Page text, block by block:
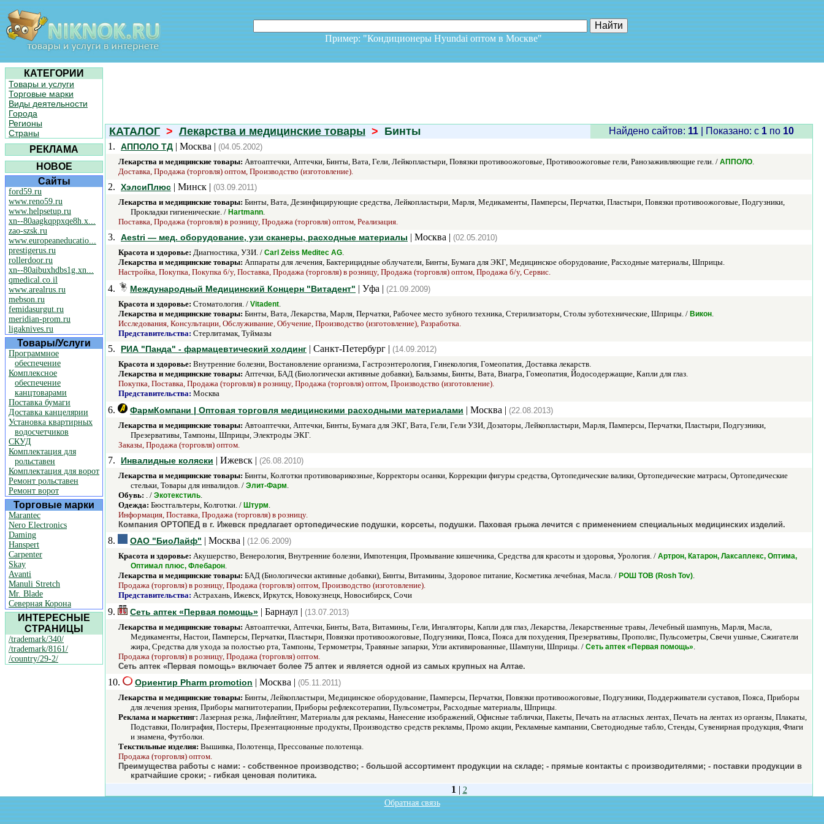
Пример: "Кондиционеры Hyundai оптом в Москве"
КАТЕГОРИИ
Товары и услуги
Торговые марки
Виды деятельности
Города
Регионы
Страны
РЕКЛАМА
НОВОЕ
Сайты
ford59.ru
www.reno59.ru
www.helpsetup.ru
xn--80aagkqppxqe8h.x...
zao-szsk.ru
www.europeaneducatio...
prestigerus.ru
rollerdoor.ru
xn--80aibuxhdbs1g.xn...
qmedical.co.il
www.arealrus.ru
mebson.ru
femidasurgut.ru
meridian-prom.ru
ligaknives.ru
Товары/Услуги
Программное
обеспечение
Комплексное
обеспечение
канцтоварами
Поставка бумаги
Доставка канцелярии
Установка квартирных
водосчетчиков
СКУД
Комплектация для
рольставен
Комплектация для ворот
Ремонт рольставен
Ремонт ворот
Торговые марки
Marantec
Nero Electronics
Daming
Hanspert
Carpenter
Skay
Avanti
Manuli Stretch
Mr. Blade
Северная Корона
ИНТЕРЕСНЫЕ
СТРАНИЦЫ
/trademark/340/
/trademark/8161/
/country/29-2/
КАТАЛОГ > Лекарства и медицинские товары > Бинты Найдено сайтов: 11 | Показано: c 1 по 10
1.
АППОЛО ТД | Москва | (04.05.2002)
Лекарства и медицинские товары: Автоаптечки, Аптечки, Бинты, Вата, Гели, Лейкопластыри, Повязки противоожоговые, Противоожоговые гели, Ранозаживляющие гели. / АППОЛО.
Доставка, Продажа (торговля) оптом, Производство (изготовление).
2. ХэлсиПлюс | Минск | (03.09.2011)
Лекарства и медицинские товары: Бинты, Вата, Дезинфицирующие средства, Лейкопластыри, Марля, Медикаменты, Памперсы, Перчатки, Пластыри, Повязки противоожоговые, Подгузники,
Прокладки гигиенические. / Hartmann.
Поставка, Продажа (торговля) в розницу, Продажа (торговля) оптом, Реализация.
3. Aestri — мед. оборудование, узи сканеры, расходные материалы | Москва | (02.05.2010)
Красота и здоровье: Диагностика, УЗИ. / Carl Zeiss Meditec AG.
Лекарства и медицинские товары: Аппараты для лечения, Бактерицидные облучатели, Бинты, Бумага для ЭКГ, Медицинское оборудование, Расходные материалы, Шприцы.
Настройка, Покупка, Покупка б/у, Поставка, Продажа (торговля) в розницу, Продажа (торговля) оптом, Продажа б/у, Сервис.
4. Международный Медицинский Концерн "Витадент" | Уфа | (21.09.2009)
Красота и здоровье: Стоматология. / Vitadent.
Лекарства и медицинские товары: Бинты, Вата, Лекарства, Марля, Перчатки, Рабочее место зубного техника, Стерилизаторы, Столы зуботехнические, Шприцы. / Викон.
Исследования, Консультации, Обслуживание, Обучение, Производство (изготовление), Разработка.
Представительства: Стерлитамак, Туймазы
5. РИА "Панда" - фармацевтический холдинг | Санкт-Петербург | (14.09.2012)
Красота и здоровье: Внутренние болезни, Востановление организма, Гастроэнтерология, Гинекология, Гомеопатия, Доставка лекарств.
Лекарства и медицинские товары: Аптечки, БАД (Биологически активные добавки), Бальзамы, Бинты, Вата, Виагра, Гомеопатия, Йодосодержащие, Капли для глаз.
Покупка, Поставка, Продажа (торговля) в розницу, Продажа (торговля) оптом, Производство (изготовление).
Представительства: Москва
6. ФармКомпани | Оптовая торговля медицинскими расходными материалами | Москва | (22.08.2013)
Лекарства и медицинские товары: Автоаптечки, Аптечки, Бинты, Бумага для ЭКГ, Вата, Гели, Гели УЗИ, Дозаторы, Лейкопластыри, Марля, Памперсы, Перчатки, Пластыри, Подгузники,
Презервативы, Тампоны, Шприцы, Электроды ЭКГ.
Заказы, Продажа (торговля) оптом.
7. Инвалидные коляски | Ижевск | (26.08.2010)
Лекарства и медицинские товары: Бинты, Колготки противоварикозные, Корректоры осанки, Коррекции фигуры средства, Ортопедические валики, Ортопедические матрасы, Ортопедические
стельки, Товары для инвалидов. / Элит-Фарм.
Обувь: . / Экотекстиль.
Одежда: Бюстгальтеры, Колготки. / Штурм.
Информация, Поставка, Продажа (торговля) в розницу.
Компания ОРТОПЕД в г. Ижевск предлагает ортопедические подушки, корсеты, подушки. Паховая грыжа лечится с применением специальных медицинских изделий.
8. ОАО "БиоЛайф" | Москва | (12.06.2009)
Красота и здоровье: Акушерство, Венерология, Внутренние болезни, Импотенция, Промывание кишечника, Средства для красоты и здоровья, Урология. / Артрон, Катарон, Лаксаплекс, Оптима,
Оптимал плюс, Флебарон.
Лекарства и медицинские товары: БАД (Биологически активные добавки), Бинты, Витамины, Здоровое питание, Косметика лечебная, Масла. / РОШ ТОВ (Rosh Tov).
Продажа (торговля) в розницу, Продажа (торговля) оптом, Производство (изготовление).
Представительства: Астрахань, Ижевск, Иркутск, Новокузнецк, Новосибирск, Сочи
9. Сеть аптек «Первая помощь» | Барнаул | (13.07.2013)
Лекарства и медицинские товары: Автоаптечки, Аптечки, Бинты, Вата, Витамины, Гели, Ингаляторы, Капли для глаз, Лекарства, Лекарственные травы, Лечебный шампунь, Марля, Масла,
Медикаменты, Настои, Памперсы, Перчатки, Пластыри, Повязки противоожоговые, Подгузники, Пояса, Пояса для похудения, Презервативы, Прополис, Пульсометры, Свечи ушные, Сжигатели
жира, Средства для ухода за полостью рта, Тампоны, Термометры, Травяные запарки, Угли активированные, Шампуни, Шприцы. / Сеть аптек «Первая помощь».
Продажа (торговля) в розницу, Продажа (торговля) оптом.
Сеть аптек «Первая помощь» включает более 75 аптек и является одной из самых крупных на Алтае.
10. Ориентир Pharm promotion | Москва | (05.11.2011)
Лекарства и медицинские товары: Бинты, Лейкопластыри, Медицинское оборудование, Памперсы, Перчатки, Повязки противоожоговые, Подгузники, Поддерживатели суставов, Пояса, Приборы
для лечения зрения, Приборы магнитотерапии, Приборы рефлексотерапии, Пульсометры, Расходные материалы, Шприцы.
Реклама и маркетинг: Лазерная резка, Лифлейтинг, Материалы для рекламы, Нанесение изображений, Офисные таблички, Пакеты, Печать на атласных лентах, Печать на лентах из органзы, Плакаты,
Подставки, Полиграфия, Постеры, Презентационные продукты, Производство средств рекламы, Промо акции, Рекламные кампании, Светодиодные табло, Стенды, Сувенирная продукция, Флаги
и знамена, Футболки.
Текстильные изделия: Вышивка, Полотенца, Прессованые полотенца.
Продажа (торговля) оптом.
Преимущества работы с нами: - собственное производство; - большой ассортимент продукции на складе; - прямые контакты с производителями; - поставки продукции в
кратчайшие сроки; - гибкая ценовая политика.
1 | 2
Обратная связь